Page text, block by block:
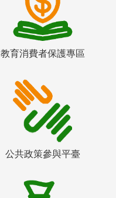
教育消費者保護專區
公共政策參與平臺